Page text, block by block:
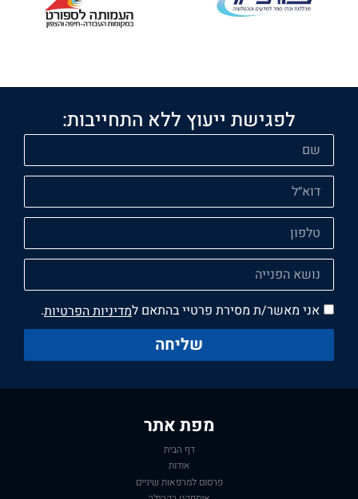
לפגישת ייעוץ ללא התחייבות:
אני מאשר/ת מסירת פרטיי בהתאם למדיניות הפרטיות.
שליחה
מפת אתר
דף הבית
אודות
פרסום למרפאות שיניים